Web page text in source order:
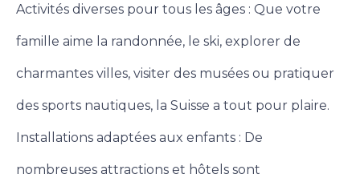
Activités diverses pour tous les âges : Que votre
famille aime la randonnée, le ski, explorer de
charmantes villes, visiter des musées ou pratiquer
des sports nautiques, la Suisse a tout pour plaire.
Installations adaptées aux enfants : De
nombreuses attractions et hôtels sont